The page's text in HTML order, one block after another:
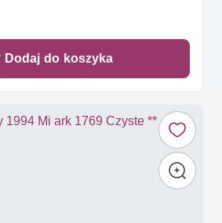
Dodaj do koszyka